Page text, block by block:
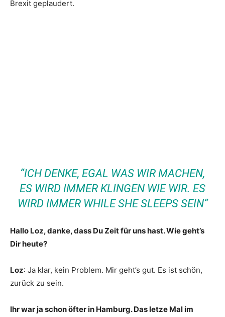
Brexit geplaudert.
“ICH DENKE, EGAL WAS WIR MACHEN,
ES WIRD IMMER KLINGEN WIE WIR. ES
WIRD IMMER WHILE SHE SLEEPS SEIN“
Hallo Loz, danke, dass Du Zeit für uns hast. Wie geht’s
Dir heute?
Loz: Ja klar, kein Problem. Mir geht’s gut. Es ist schön,
zurück zu sein.
Ihr war ja schon öfter in Hamburg. Das letze Mal im